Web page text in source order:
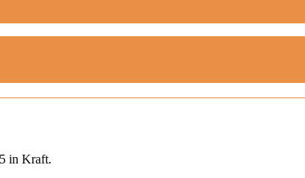
in Kraft.